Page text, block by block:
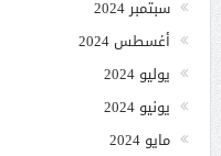
سبتمبر 2024
أغسطس 2024
يوليو 2024
يونيو 2024
مايو 2024